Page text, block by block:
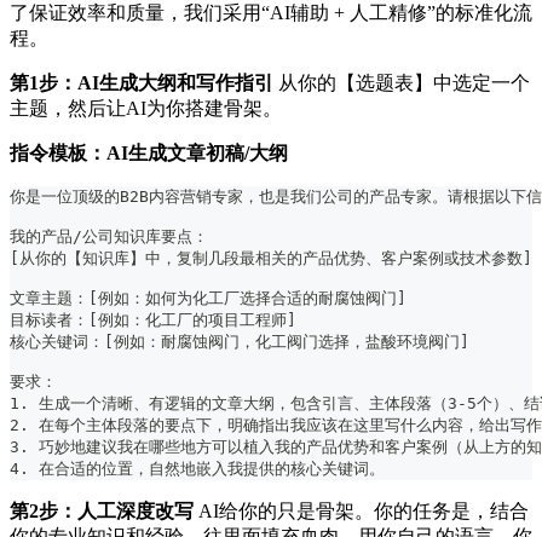
了保证效率和质量，我们采用“AI辅助 + 人工精修”的标准化流
程。
第1步：AI生成大纲和写作指引
从你的【选题表】中选定一个
主题，然后让AI为你搭建骨架。
指令模板：AI生成文章初稿/大纲
你是一位顶级的B2B内容营销专家，也是我们公司的产品专家。请根据以下
我的产品/公司知识库要点：
[从你的【知识库】中，复制几段最相关的产品优势、客户案例或技术参数]
文章主题：[例如：如何为化工厂选择合适的耐腐蚀阀门]
目标读者：[例如：化工厂的项目工程师]
核心关键词：[例如：耐腐蚀阀门，化工阀门选择，盐酸环境阀门]
要求：
1. 生成一个清晰、有逻辑的文章大纲，包含引言、主体段落（3-5个）、结
2. 在每个主体段落的要点下，明确指出我应该在这里写什么内容，给出写
3. 巧妙地建议我在哪些地方可以植入我的产品优势和客户案例（从上方的
4. 在合适的位置，自然地嵌入我提供的核心关键词。
第2步：人工深度改写 AI给你的只是骨架。你的任务是，结合